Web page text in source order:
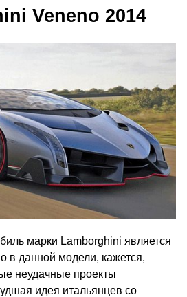
Veneno 2014
марки Lamborghini является
в данной модели, кажется,
неудачные проекты
идея итальянцев со